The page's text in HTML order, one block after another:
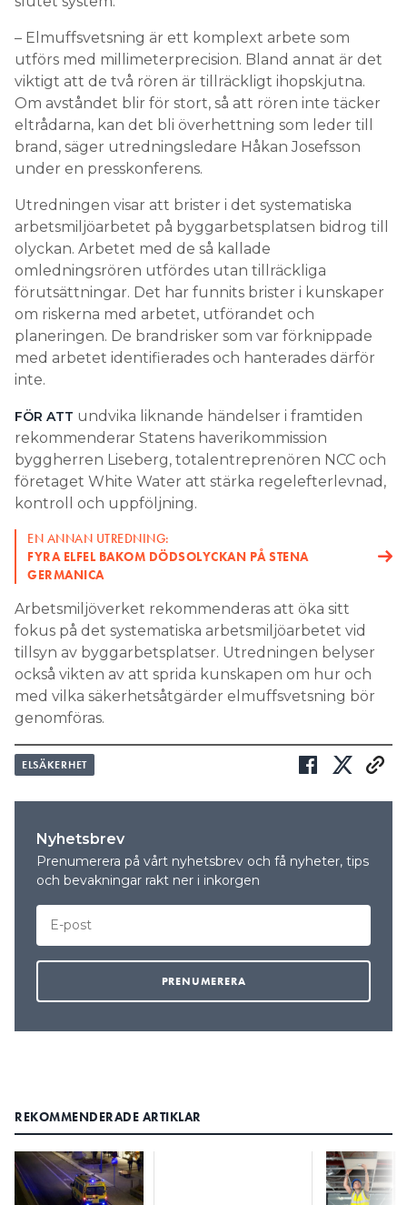
– Elmuffsvetsning är ett komplext arbete som
utförs med millimeterprecision. Bland annat är det
viktigt att de två rören är tillräckligt ihopskjutna.
Om avståndet blir för stort, så att rören inte täcker
eltrådarna, kan det bli överhettning som leder till
brand, säger utredningsledare Håkan Josefsson
under en presskonferens.
Utredningen visar att brister i det systematiska
arbetsmiljöarbetet på byggarbetsplatsen bidrog till
olyckan. Arbetet med de så kallade
omledningsrören utfördes utan tillräckliga
förutsättningar. Det har funnits brister i kunskaper
om riskerna med arbetet, utförandet och
planeringen. De brandrisker som var förknippade
med arbetet identifierades och hanterades därför
inte.
FÖR ATT undvika liknande händelser i framtiden
rekommenderar Statens haverikommission
byggherren Liseberg, totalentreprenören NCC och
företaget White Water att stärka regelefterlevnad,
kontroll och uppföljning.
EN ANNAN UTREDNING:
FYRA ELFEL BAKOM DÖDSOLYCKAN PÅ STENA
GERMANICA
Arbetsmiljöverket rekommenderas att öka sitt
fokus på det systematiska arbetsmiljöarbetet vid
tillsyn av byggarbetsplatser. Utredningen belyser
också vikten av att sprida kunskapen om hur och
med vilka säkerhetsåtgärder elmuffsvetsning bör
genomföras.
ELSÄKERHET
Nyhetsbrev
Prenumerera på vårt nyhetsbrev och få nyheter, tips
och bevakningar rakt ner i inkorgen
REKOMMENDERADE ARTIKLAR